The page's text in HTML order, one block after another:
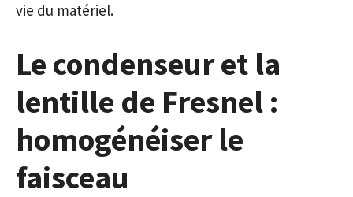
vie du matériel.
Le condenseur et la
lentille de Fresnel :
homogénéiser le
faisceau